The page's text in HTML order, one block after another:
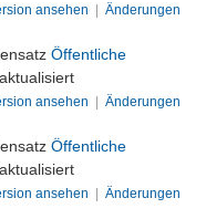
ansehen | Änderungen
Öffentliche
aktualisiert
ansehen | Änderungen
Öffentliche
aktualisiert
ansehen | Änderungen